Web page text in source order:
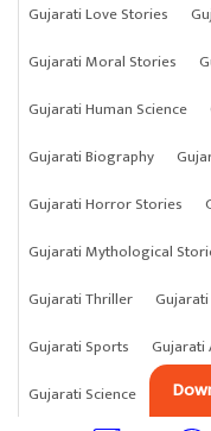
Gujarati Love Stories
Gujarati Moral Stories
Gujarati Human Science
Gujarati Biography
Gujarati Horror Stories
Gujarati Mythological
Gujarati Thriller
Gujarati Sports
Gujarati
Gujarati Science